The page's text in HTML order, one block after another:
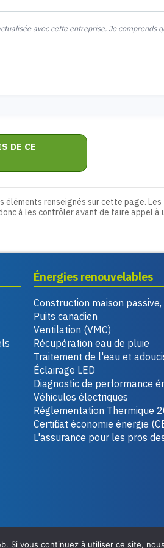
avec cette entreprise. Je comprends
DE CE
renseignés sur cette page. Les
à les contrôler avant de faire appel à
Énergies renouvelables
Construction maison passive,
Puits canadien
Ventilation (VMC)
Récupération eau de pluie
Traitement de l'eau et
Éclairage LED
Diagnostic de performance
Véhicules électriques
Réglementation Thermique
Certificat économie énergie
L'assurance pour les pros
Si vous continuez à utiliser ce site,